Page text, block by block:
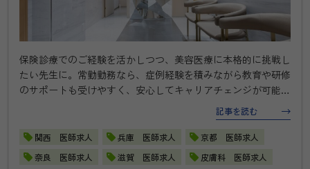
保険診療でのご経験を活かしつつ、美容医療に本格的に挑戦し
たい先生に。常勤勤務なら、症例経験を積みながら教育や研修
のサポートも受けやすく、安心してキャリアチェンジが可能で
す。美容経験者の先生には、これまでの施術スキルをさらに広
げ、キャリアの幅を広げられる求人もございます。 【兵庫県
加古郡】大西メディカ…
記事を読む
関西 医師求人 兵庫 医師求人
京都 医師求人
奈良 医師求人
滋賀 医師求人
皮膚科 医師求人